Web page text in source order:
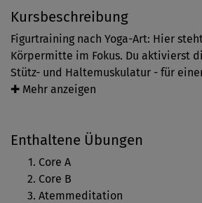
Kursbeschreibung
Figurtraining nach Yoga-Art: Hier
Körpermitte im Fokus. Du aktivierst
Stütz- und Haltemuskulatur - für
eine schlanke Taille. Außerdem
Kannst du einmal nicht so weit wie
Stellung gehen, ist das nicht
gutes Körpergefühl beim Üben. Mit
wirst du dich stetig verbessern.
✚ Mehr anzeigen
Enthaltene Übungen
Core A
Core B
Atemmeditation